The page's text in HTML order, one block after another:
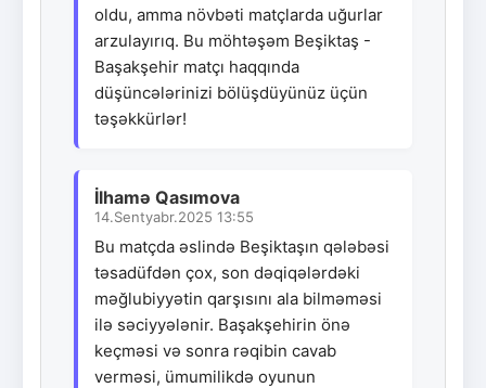
oldu, amma növbəti matçlarda uğurlar
arzulayırıq. Bu möhtəşəm Beşiktaş -
Başakşehir matçı haqqında
düşüncələrinizi bölüşdüyünüz üçün
təşəkkürlər!
İlhamə Qasımova
14.Sentyabr.2025 13:55
Bu matçda əslində Beşiktaşın qələbəsi
təsadüfdən çox, son dəqiqələrdəki
məğlubiyyətin qarşısını ala bilməməsi
ilə səciyyələnir. Başakşehirin önə
keçməsi və sonra rəqibin cavab
verməsi, ümumilikdə oyunun